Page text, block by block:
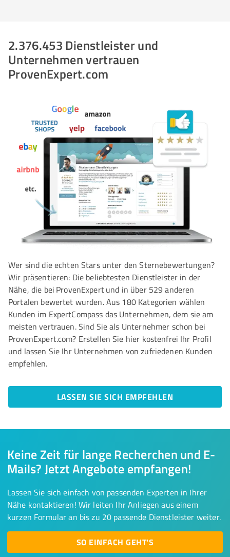
2.376.453 Dienstleister und
Unternehmen vertrauen
ProvenExpert.com
Wer sind die echten Stars unter den Sternebewertungen?
Wir präsentieren: Die beliebtesten Dienstleister in der
Nähe, die bei ProvenExpert und in über 529 anderen
Portalen bewertet wurden. Aus 180 Kategorien wählen
Kunden im ExpertCompass das Unternehmen, dem sie am
meisten vertrauen. Sind Sie als Unternehmer schon bei
ProvenExpert.com? Erstellen Sie hier kostenfrei Ihr Profil
und lassen Sie Ihr Unternehmen von zufriedenen Kunden
empfehlen.
LASSEN SIE SICH EMPFEHLEN
Keine Zeit für lange Recherchen und E-
Mails? Jetzt Angebote empfangen!
Lassen Sie sich einfach von passenden Experten in Ihrer
Nähe kontaktieren! Wir leiten Ihr Anliegen aus einem
kurzen Formular an bis zu 20 passende Dienstleister weiter.
SO EINFACH GEHT'S